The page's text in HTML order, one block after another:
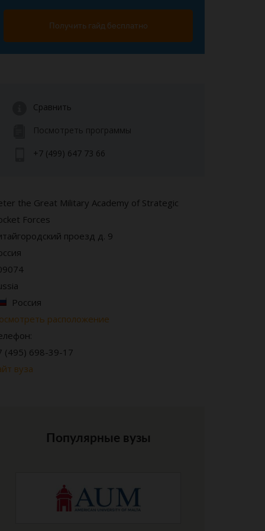
Получить гайд бесплатно
Сравнить
Посмотреть программы
+7 (499) 647 73 66
the Great Military Academy of Strategic
Forces
проезд д. 9
Россия
расположение
(495) 698-39-17
вуза
Популярные вузы